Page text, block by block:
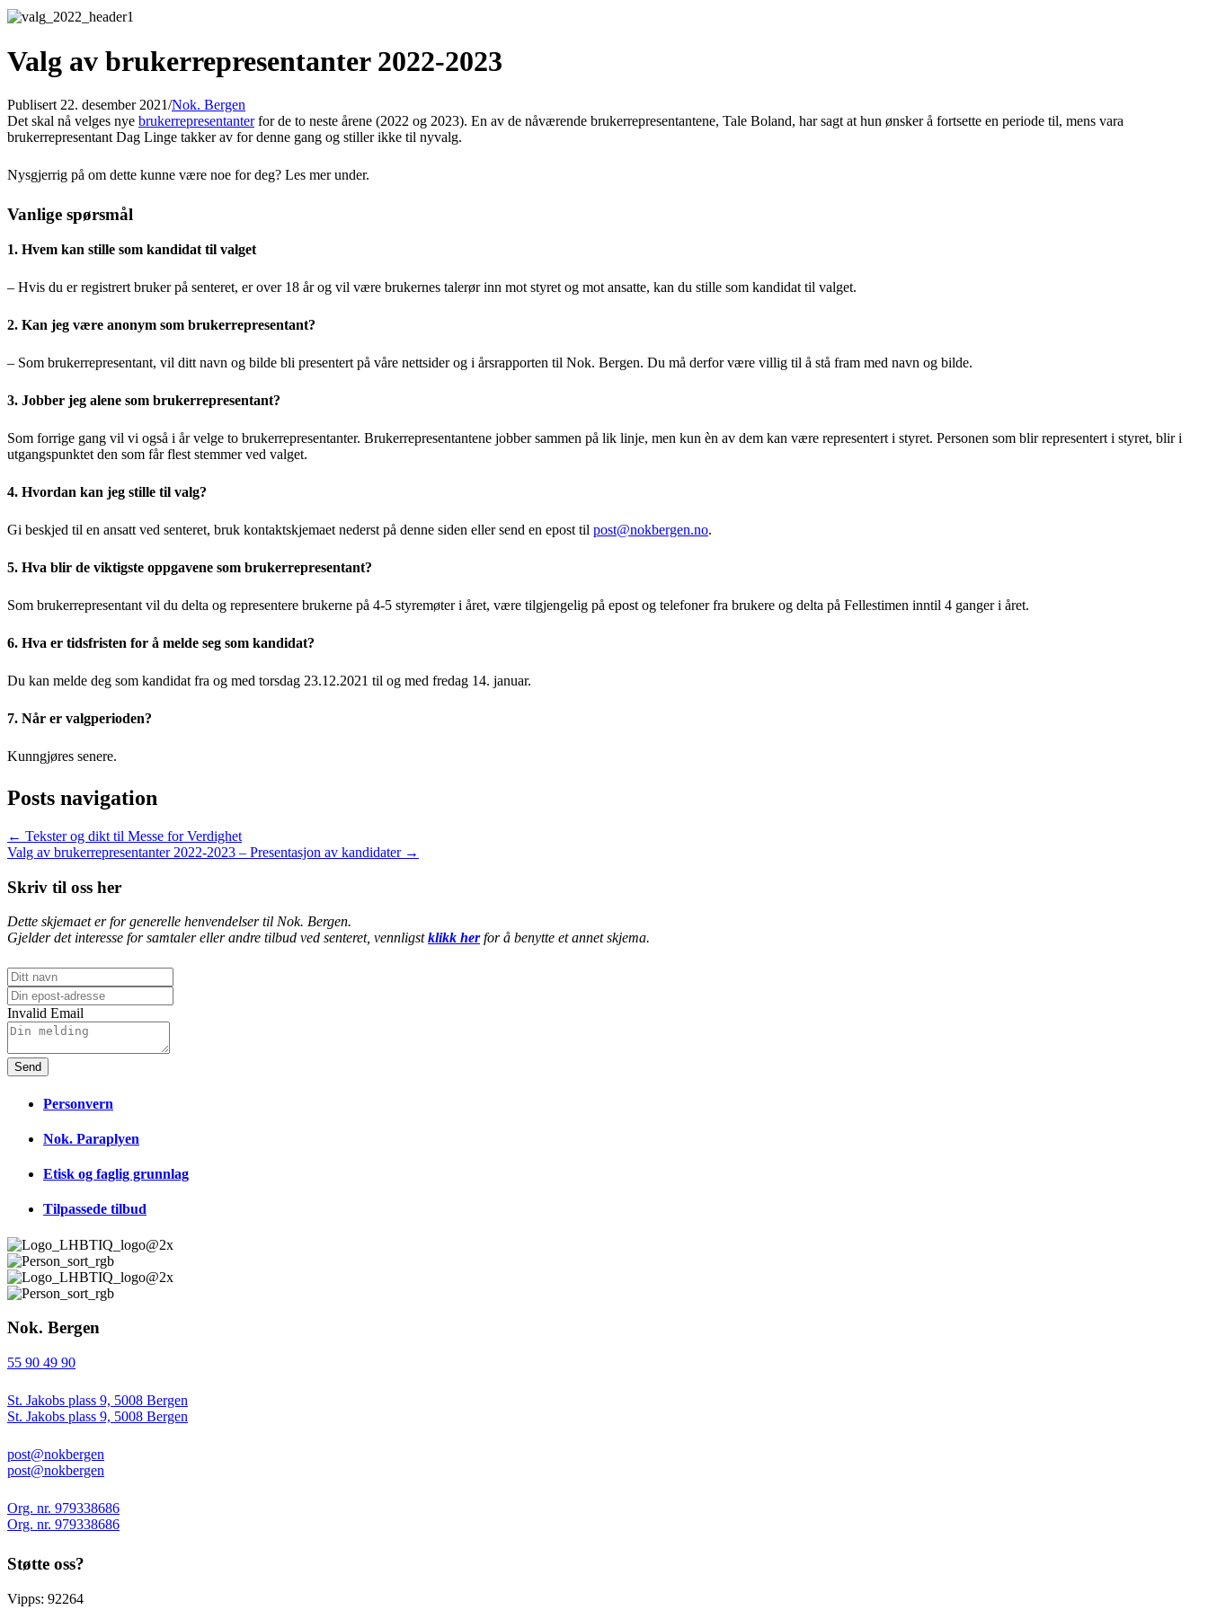
Valg av brukerrepresentanter 2022-2023
Publisert 22. desember 2021/Nok. Bergen
Det skal nå velges nye brukerrepresentanterfor de to neste årene (2022 og 2023). En av de nåværende brukerrepresentantene, Tale Boland, har sagt at hun ønsker å fortsette en periode til, mens vara
brukerrepresentant Dag Linge takker av for denne gang og stiller ikke til nyvalg.
Nysgjerrig på om dette kunne være noe for deg? Les mer under.
Vanlige spørsmål
1. Hvem kan stille som kandidat til valget
– Hvis du er registrert bruker på senteret, er over 18 år og vil være brukernes talerør inn mot styret og mot ansatte, kan du stille som kandidat til valget.
2. Kan jeg være anonym som brukerrepresentant?
– Som brukerrepresentant, vil ditt navn og bilde bli presentert på våre nettsider og i årsrapporten til Nok. Bergen. Du må derfor være villig til å stå fram med navn og bilde.
3. Jobber jeg alene som brukerrepresentant?
Som forrige gang vil vi også i år velge to brukerrepresentanter. Brukerrepresentantene jobber sammen på lik linje, men kun èn av dem kan være representert i styret. Personen som blir representert i styret, blir i
utgangspunktet den som får flest stemmer ved valget.
4. Hvordan kan jeg stille til valg?
Gi beskjed til en ansatt ved senteret, bruk kontaktskjemaet nederst på denne siden eller send en epost til post@nokbergen.no.
5. Hva blir de viktigste oppgavene som brukerrepresentant?
Som brukerrepresentant vil du delta og representere brukerne på 4-5 styremøter i året, være tilgjengelig på epost og telefoner fra brukere og delta på Fellestimen inntil 4 ganger i året.
6. Hva er tidsfristen for å melde seg som kandidat?
Du kan melde deg som kandidat fra og med torsdag 23.12.2021 til og med fredag 14. januar.
7. Når er valgperioden?
Kunngjøres senere.
Posts navigation
← Tekster og dikt til Messe for Verdighet
Valg av brukerrepresentanter 2022-2023 – Presentasjon av kandidater →
Skriv til oss her
Dette skjemaet er for generelle henvendelser til Nok. Bergen.
Gjelder det interesse for samtaler eller andre tilbud ved senteret, vennligstklikk herfor å benytte et annet skjema.
Invalid Email
Send
Personvern
Nok. Paraplyen
Etisk og faglig grunnlag
Tilpassede tilbud
Nok. Bergen
55 90 49 90
St. Jakobs plass 9, 5008 Bergen
St. Jakobs plass 9, 5008 Bergen
post@nokbergen
post@nokbergen
Org. nr. 979338686
Org. nr. 979338686
Støtte oss?
Vipps: 92264